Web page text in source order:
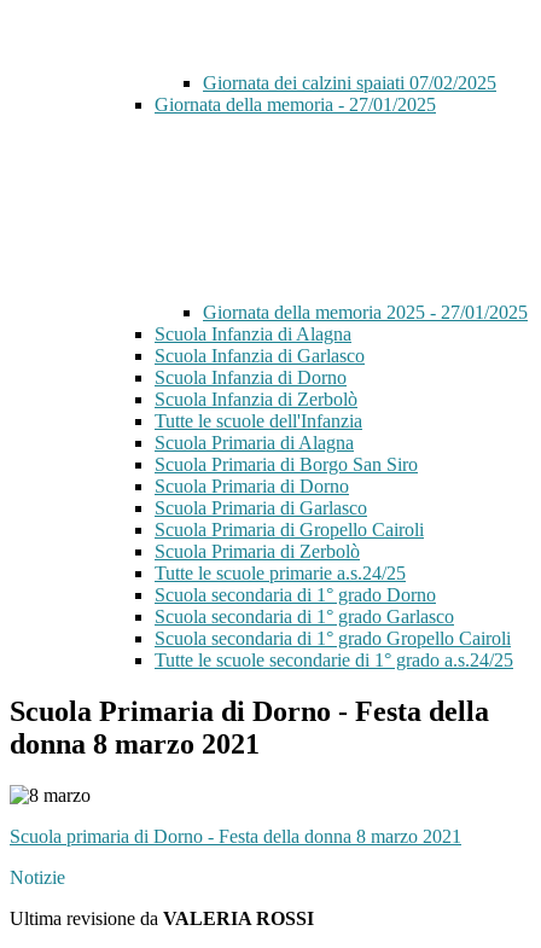
Giornata dei calzini spaiati 07/02/2025
Giornata della memoria - 27/01/2025
Giornata della memoria 2025 - 27/01/2025
Scuola Infanzia di Alagna
Scuola Infanzia di Garlasco
Scuola Infanzia di Dorno
Scuola Infanzia di Zerbolò
Tutte le scuole dell'Infanzia
Scuola Primaria di Alagna
Scuola Primaria di Borgo San Siro
Scuola Primaria di Dorno
Scuola Primaria di Garlasco
Scuola Primaria di Gropello Cairoli
Scuola Primaria di Zerbolò
Tutte le scuole primarie a.s.24/25
Scuola secondaria di 1° grado Dorno
Scuola secondaria di 1° grado Garlasco
Scuola secondaria di 1° grado Gropello Cairoli
Tutte le scuole secondarie di 1° grado a.s.24/25
Scuola Primaria di Dorno - Festa della
donna 8 marzo 2021
Scuola primaria di Dorno - Festa della donna 8 marzo 2021
Notizie
Ultima revisione da VALERIA ROSSI